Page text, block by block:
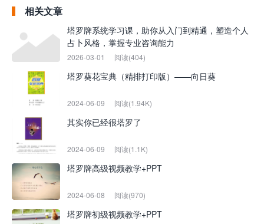
相关文章
塔罗牌系统学习课，助你从入门到精通，塑造个人
占卜风格，掌握专业咨询能力
2026-03-01 阅读(404)
塔罗葵花宝典（精排打印版）——向日葵
2024-06-09 阅读(1.94K)
其实你已经很塔罗了
2024-06-09 阅读(1.1K)
塔罗牌高级视频教学+PPT
2024-06-08 阅读(970)
塔罗牌初级视频教学+PPT